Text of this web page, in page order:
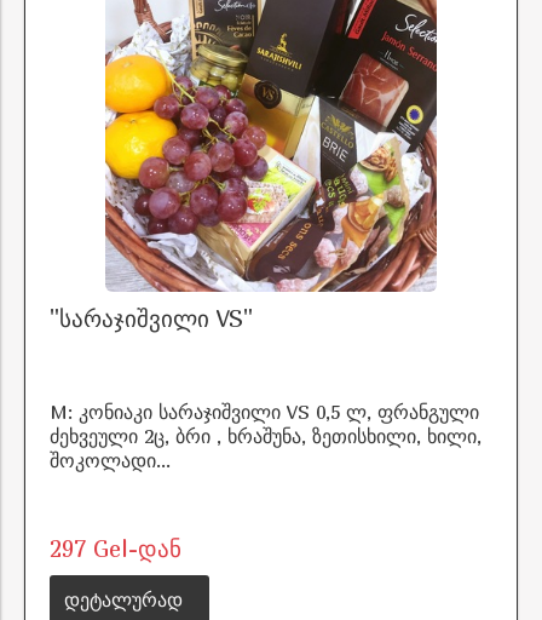
"სარაჯიშვილი VS"
M: კონიაკი სარაჯიშვილი VS 0,5 ლ, ფრანგული
ძეხვეული 2ც, ბრი , ხრაშუნა, ზეთისხილი, ხილი,
შოკოლადი...
297 Gel-დან
დეტალურად